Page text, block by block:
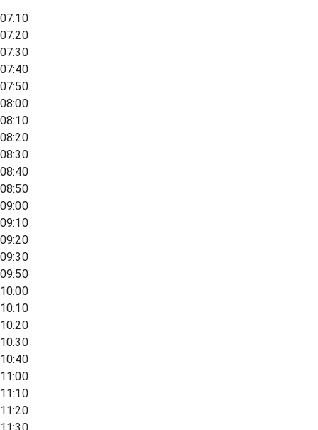
07:10
07:20
07:30
07:40
07:50
08:00
08:10
08:20
08:30
08:40
08:50
09:00
09:10
09:20
09:30
09:50
10:00
10:10
10:20
10:30
10:40
11:00
11:10
11:20